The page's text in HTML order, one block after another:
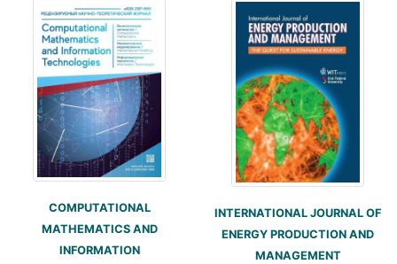
COMPUTATIONAL
MATHEMATICS AND
INFORMATION
INTERNATIONAL JOURNAL OF
ENERGY PRODUCTION AND
MANAGEMENT